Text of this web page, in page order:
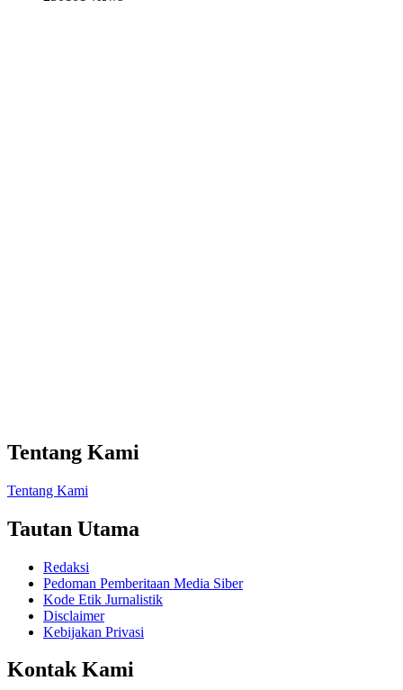
Tentang Kami
Tentang Kami
Tautan Utama
Redaksi
Pedoman Pemberitaan Media Siber
Kode Etik Jurnalistik
Disclaimer
Kebijakan Privasi
Kontak Kami